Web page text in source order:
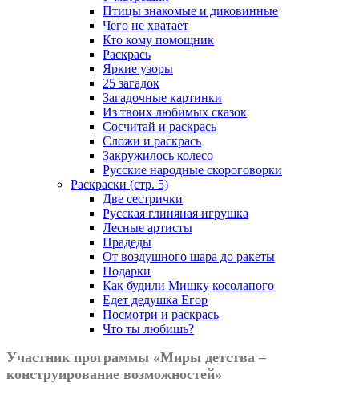
Птицы знакомые и диковинные
Чего не хватает
Кто кому помощник
Раскрась
Яркие узоры
25 загадок
Загадочные картинки
Из твоих любимых сказок
Сосчитай и раскрась
Сложи и раскрась
Закружилось колесо
Русские народные скороговорки
Раскраски (стр. 5)
Две сестрички
Русская глиняная игрушка
Лесные артисты
Прадеды
От воздушного шара до ракеты
Подарки
Как будили Мишку косолапого
Едет дедушка Егор
Посмотри и раскрась
Что ты любишь?
Участник программы «Миры детства –
конструирование возможностей»